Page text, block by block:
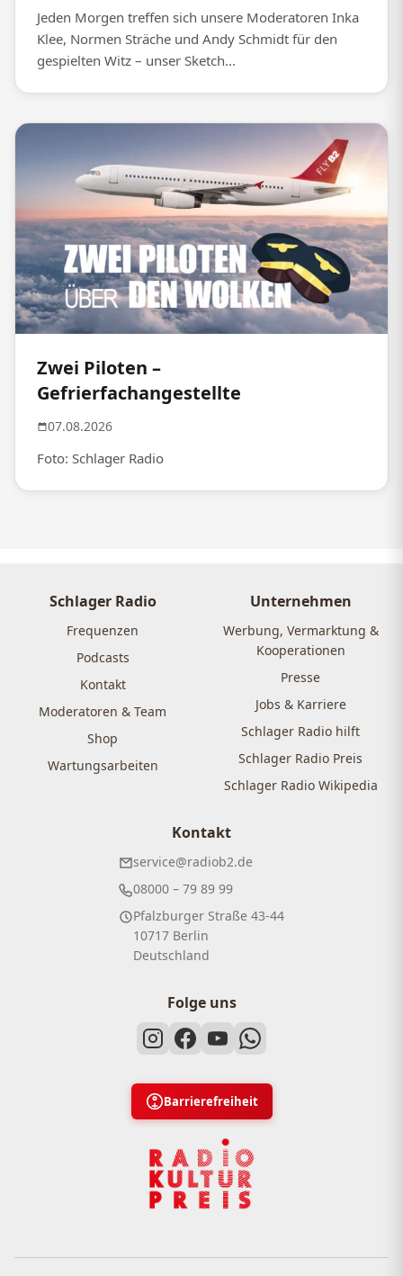
Jeden Morgen treffen sich unsere Moderatoren Inka
Klee, Normen Sträche und Andy Schmidt für den
gespielten Witz – unser Sketch...
Zwei Piloten –
Gefrierfachangestellte
07.08.2026
Foto: Schlager Radio
Schlager Radio
Frequenzen
Podcasts
Kontakt
Moderatoren & Team
Shop
Wartungsarbeiten
Unternehmen
Werbung, Vermarktung &
Kooperationen
Presse
Jobs & Karriere
Schlager Radio hilft
Schlager Radio Preis
Schlager Radio Wikipedia
Kontakt
service@radiob2.de
08000 – 79 89 99
Pfalzburger Straße 43-44
10717 Berlin
Deutschland
Folge uns
Barrierefreiheit